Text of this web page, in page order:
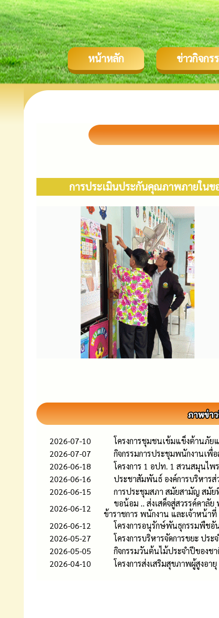
หน้าหลัก ข่าวกิจกร
การประเมินประกันคุณภาพภายในข
2026-07-10
โครงการชุมชนเข้มแข็งต้านภัย
2026-07-07
กิจกรรมการประชุมพนักงานเพื่
2026-06-18
โครงการ 1 อปท. 1 สวนสมุนไพร
2026-06-16
ประชาสัมพันธ์ องค์การบริหาร
2026-06-15
การประชุมสภา สมัยสามัญ สมัย
2026-06-12
ขอน้อม .. ส่งเสด็จสู่สวรรค์คาลั
ข้าราชการ พนักงาน และเจ้าหน้าที่
2026-06-12
โครงการอนุรักษ์พันธุกรรมพืชอั
2026-05-27
โครงการบริหารจัดการขยะ ปร
2026-05-05
กิจกรรมวันต้นไม้ประจำปีของช
2026-04-10
โครงการส่งเสริมสุขภาพผู้สูงอ